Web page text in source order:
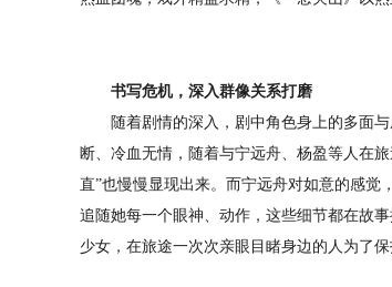
书写危机， 深入群像关系打磨
随着剧情的深入，剧中角色身上的多面与
断、冷血无情，随着与宁远舟、杨盈等人在
直”也慢慢显现出来。而宁远舟对如意的感觉
追随她每一个眼神、动作，这些细节都在故
少女，在旅途一次次亲眼目睹身边的人为了